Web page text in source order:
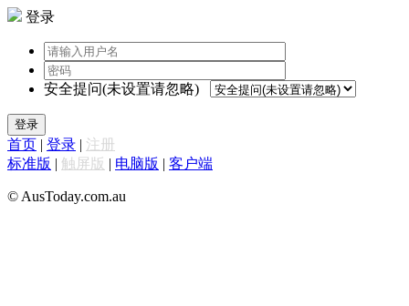
登录
安全提问(未设置请忽略)
登录
首页 | 登录 | 注册
标准版 | 触屏版 | 电脑版 | 客户端
© AusToday.com.au